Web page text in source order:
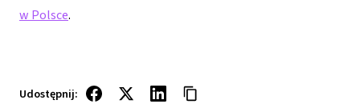
w Polsce.
Udostępnij: